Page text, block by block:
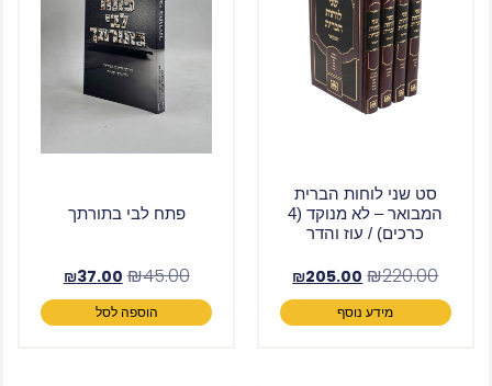
סט שני לוחות הברית
המבואר – לא מנוקד (4
כרכים) / עוז והדר
₪220.00
₪205.00
מידע נוסף
פתח לבי בתורתך
₪45.00
₪37.00
הוספה לסל